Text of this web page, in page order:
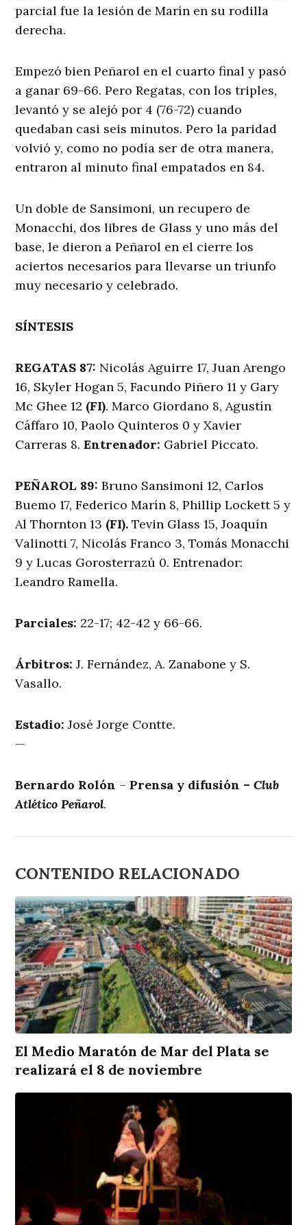
parcial fue la lesión de Marín en su rodilla
derecha.
Empezó bien Peñarol en el cuarto final y pasó
a ganar 69-66. Pero Regatas, con los triples,
levantó y se alejó por 4 (76-72) cuando
quedaban casi seis minutos. Pero la paridad
volvió y, como no podía ser de otra manera,
entraron al minuto final empatados en 84.
Un doble de Sansimoni, un recupero de
Monacchi, dos libres de Glass y uno más del
base, le dieron a Peñarol en el cierre los
aciertos necesarios para llevarse un triunfo
muy necesario y celebrado.
SÍNTESIS
REGATAS 87: Nicolás Aguirre 17, Juan Arengo
16, Skyler Hogan 5, Facundo Piñero 11 y Gary
Mc Ghee 12 (FI). Marco Giordano 8, Agustín
Cáffaro 10, Paolo Quinteros 0 y Xavier
Carreras 8.Entrenador: Gabriel Piccato.
PEÑAROL 89:Bruno Sansimoni 12, Carlos
Buemo 17, Federico Marín 8, Phillip Lockett 5 y
Al Thornton 13 (FI).Tevin Glass 15, Joaquín
Valinotti 7, Nicolás Franco 3, Tomás Monacchi
9 y Lucas Gorosterrazú 0. Entrenador:
Leandro Ramella.
Parciales: 22-17; 42-42 y 66-66.
Árbitros:J. Fernández, A. Zanabone y S.
Vasallo.
Estadio:José Jorge Contte.
—
Bernardo Rolón –Prensa y difusión –Club
Atlético Peñarol.
CONTENIDO RELACIONADO
El Medio Maratón de Mar del Plata se
realizará el 8 de noviembre